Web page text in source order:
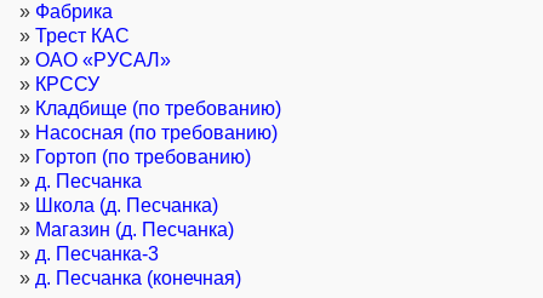
» Фабрика
» Трест КАС
» ОАО «РУСАЛ»
» КРССУ
» Кладбище (по требованию)
» Насосная (по требованию)
» Гортоп (по требованию)
» д. Песчанка
» Школа (д. Песчанка)
» Магазин (д. Песчанка)
» д. Песчанка-3
» д. Песчанка (конечная)